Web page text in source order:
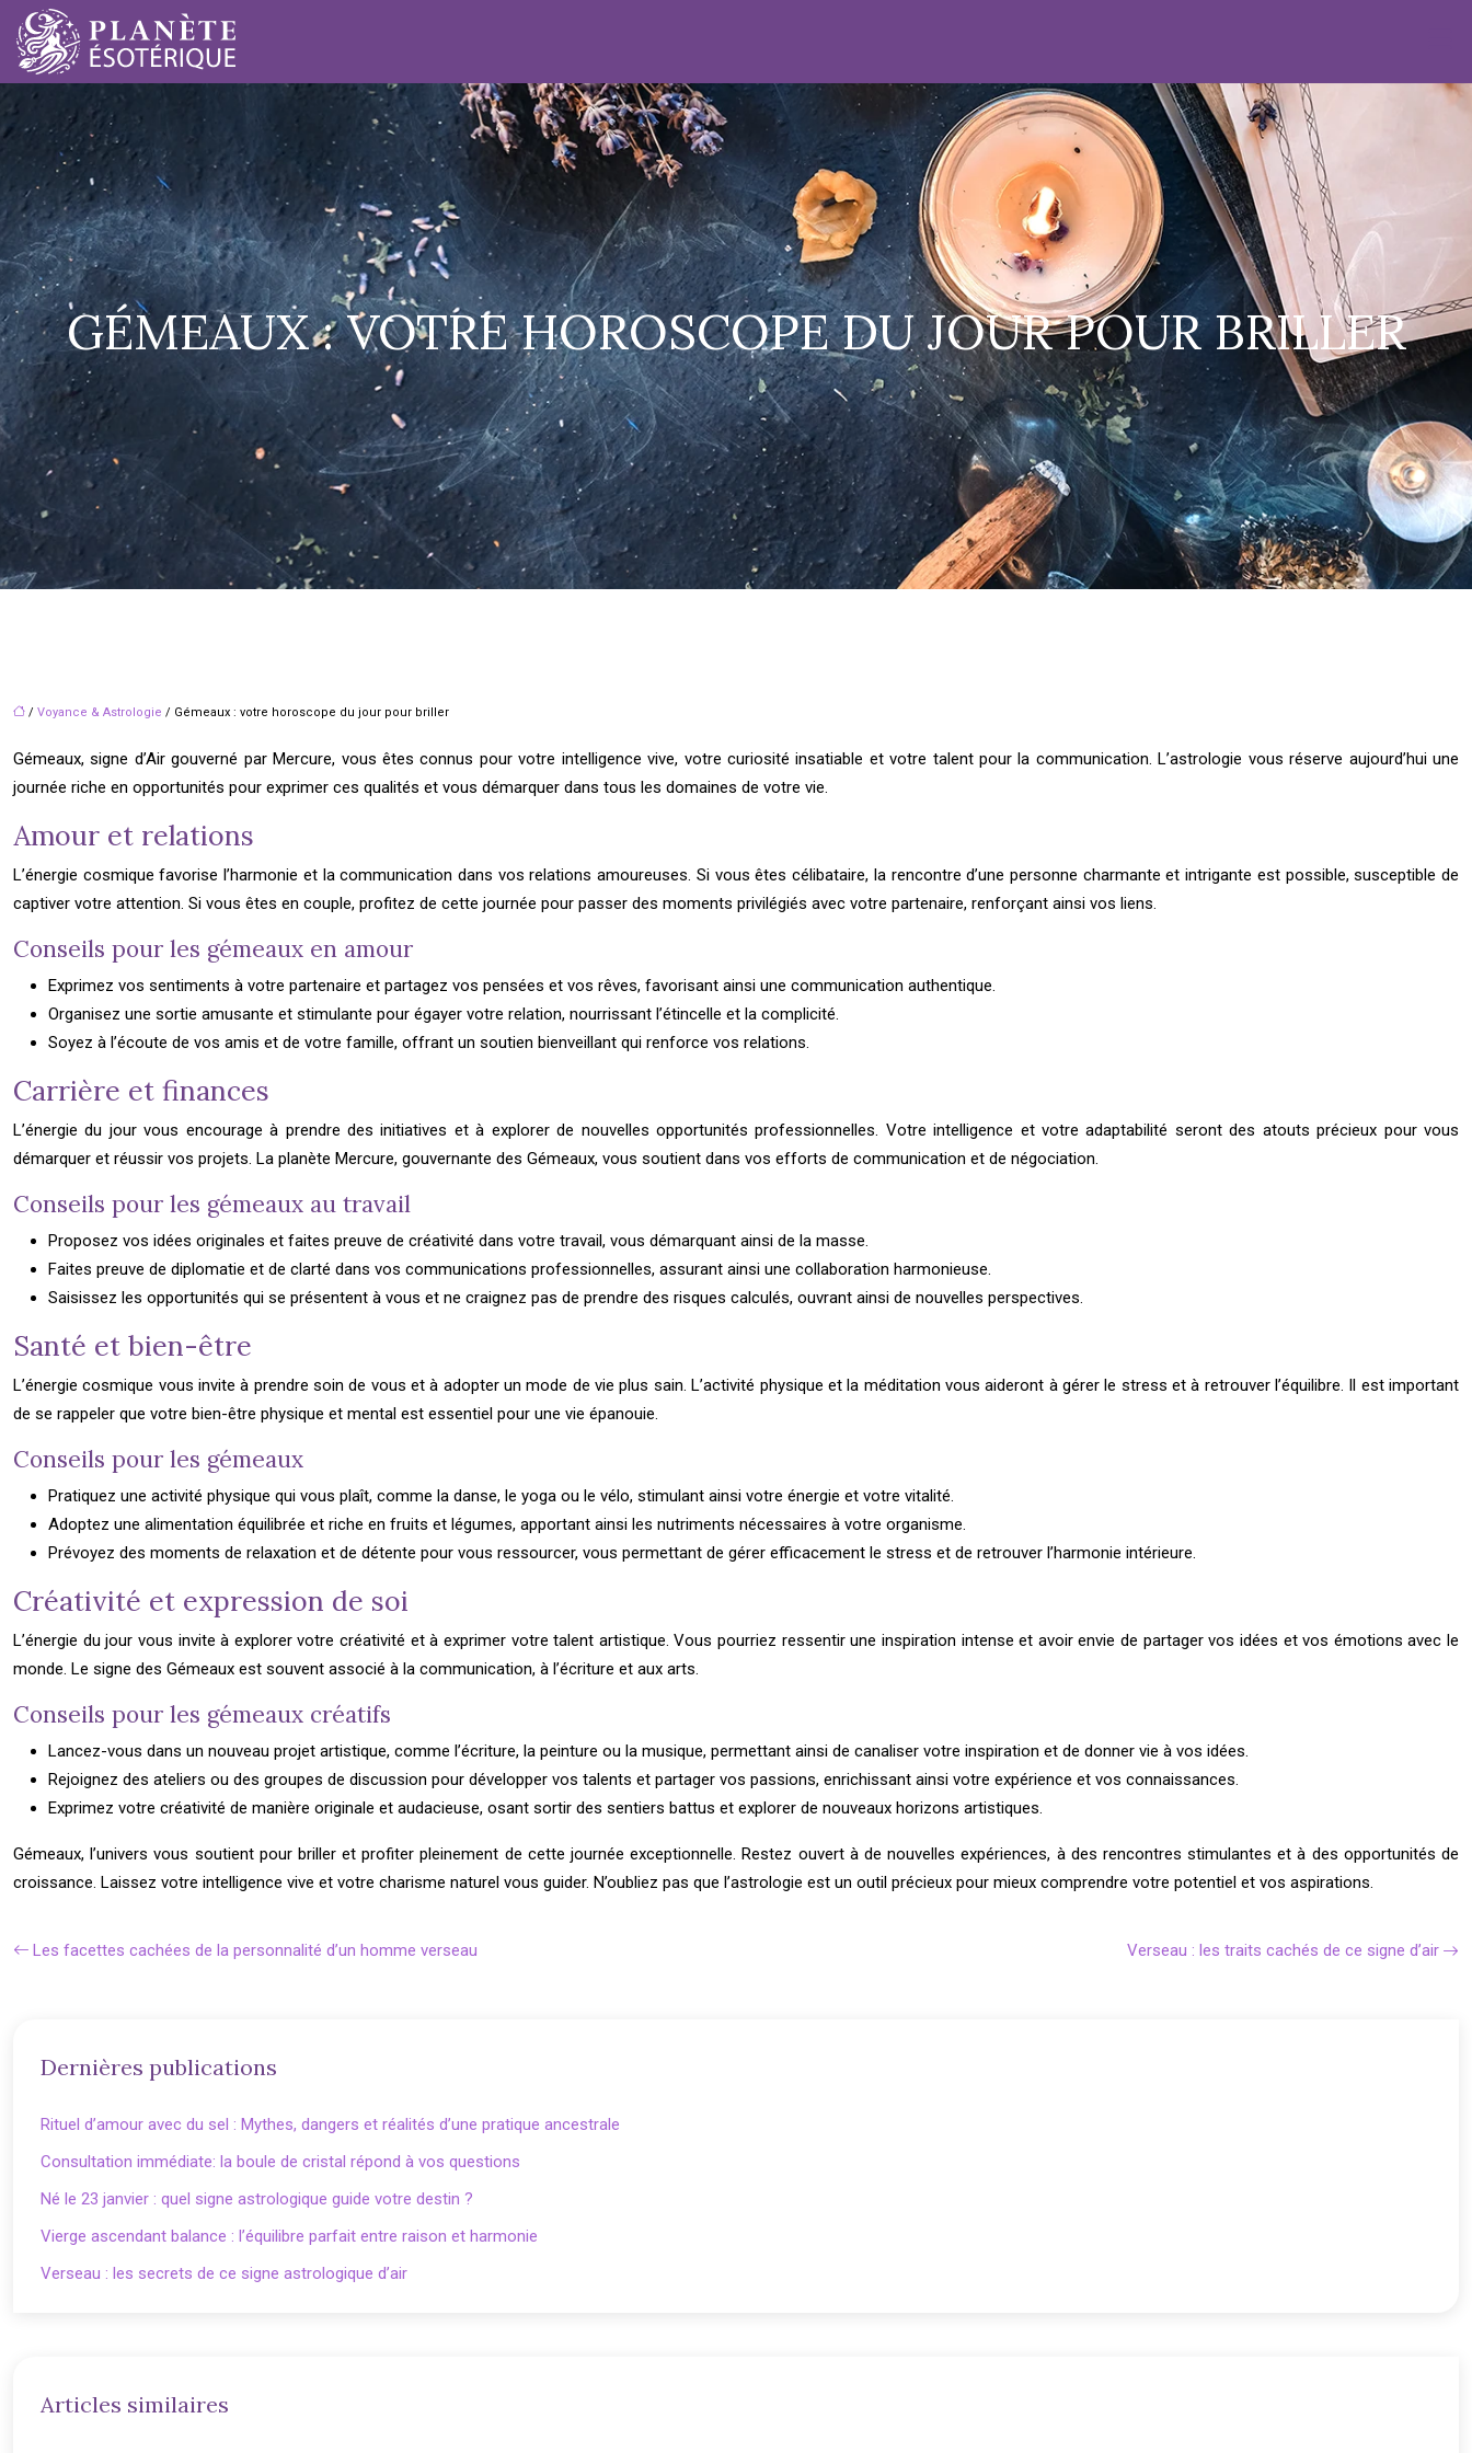
GÉMEAUX : VOTRE HOROSCOPE DU JOUR POUR BRILLER
/ Voyance & Astrologie / Gémeaux : votre horoscope du jour pour briller
Gémeaux, signe d’Air gouverné par Mercure, vous êtes connus pour votre intelligence vive, votre curiosité insatiable et votre talent pour la communication. L’astrologie vous réserve aujourd’hui une
journée riche en opportunités pour exprimer ces qualités et vous démarquer dans tous les domaines de votre vie.
Amour et relations
L’énergie cosmique favorise l’harmonie et la communication dans vos relations amoureuses. Si vous êtes célibataire, la rencontre d’une personne charmante et intrigante est possible, susceptible de
captiver votre attention. Si vous êtes en couple, profitez de cette journée pour passer des moments privilégiés avec votre partenaire, renforçant ainsi vos liens.
Conseils pour les gémeaux en amour
Exprimez vos sentiments à votre partenaire et partagez vos pensées et vos rêves, favorisant ainsi une communication authentique.
Organisez une sortie amusante et stimulante pour égayer votre relation, nourrissant l’étincelle et la complicité.
Soyez à l’écoute de vos amis et de votre famille, offrant un soutien bienveillant qui renforce vos relations.
Carrière et finances
L’énergie du jour vous encourage à prendre des initiatives et à explorer de nouvelles opportunités professionnelles. Votre intelligence et votre adaptabilité seront des atouts précieux pour vous
démarquer et réussir vos projets. La planète Mercure, gouvernante des Gémeaux, vous soutient dans vos efforts de communication et de négociation.
Conseils pour les gémeaux au travail
Proposez vos idées originales et faites preuve de créativité dans votre travail, vous démarquant ainsi de la masse.
Faites preuve de diplomatie et de clarté dans vos communications professionnelles, assurant ainsi une collaboration harmonieuse.
Saisissez les opportunités qui se présentent à vous et ne craignez pas de prendre des risques calculés, ouvrant ainsi de nouvelles perspectives.
Santé et bien-être
L’énergie cosmique vous invite à prendre soin de vous et à adopter un mode de vie plus sain. L’activité physique et la méditation vous aideront à gérer le stress et à retrouver l’équilibre. Il est important
de se rappeler que votre bien-être physique et mental est essentiel pour une vie épanouie.
Conseils pour les gémeaux
Pratiquez une activité physique qui vous plaît, comme la danse, le yoga ou le vélo, stimulant ainsi votre énergie et votre vitalité.
Adoptez une alimentation équilibrée et riche en fruits et légumes, apportant ainsi les nutriments nécessaires à votre organisme.
Prévoyez des moments de relaxation et de détente pour vous ressourcer, vous permettant de gérer efficacement le stress et de retrouver l’harmonie intérieure.
Créativité et expression de soi
L’énergie du jour vous invite à explorer votre créativité et à exprimer votre talent artistique. Vous pourriez ressentir une inspiration intense et avoir envie de partager vos idées et vos émotions avec le
monde. Le signe des Gémeaux est souvent associé à la communication, à l’écriture et aux arts.
Conseils pour les gémeaux créatifs
Lancez-vous dans un nouveau projet artistique, comme l’écriture, la peinture ou la musique, permettant ainsi de canaliser votre inspiration et de donner vie à vos idées.
Rejoignez des ateliers ou des groupes de discussion pour développer vos talents et partager vos passions, enrichissant ainsi votre expérience et vos connaissances.
Exprimez votre créativité de manière originale et audacieuse, osant sortir des sentiers battus et explorer de nouveaux horizons artistiques.
Gémeaux, l’univers vous soutient pour briller et profiter pleinement de cette journée exceptionnelle. Restez ouvert à de nouvelles expériences, à des rencontres stimulantes et à des opportunités de
croissance. Laissez votre intelligence vive et votre charisme naturel vous guider. N’oubliez pas que l’astrologie est un outil précieux pour mieux comprendre votre potentiel et vos aspirations.
Les facettes cachées de la personnalité d’un homme verseau Verseau : les traits cachés de ce signe d’air
Dernières publications
Rituel d’amour avec du sel : Mythes, dangers et réalités d’une pratique ancestrale
Consultation immédiate: la boule de cristal répond à vos questions
Né le 23 janvier : quel signe astrologique guide votre destin ?
Vierge ascendant balance : l’équilibre parfait entre raison et harmonie
Verseau : les secrets de ce signe astrologique d’air
Articles similaires